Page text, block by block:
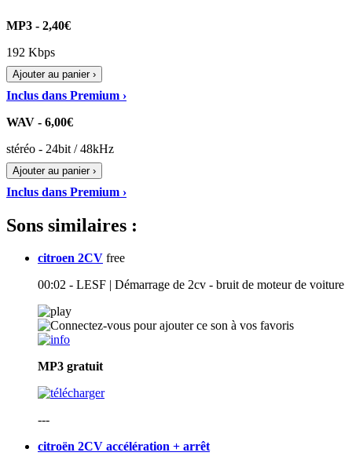
MP3 - 2,40€
192 Kbps
Ajouter au panier ›
Inclus dans Premium ›
WAV - 6,00€
stéréo - 24bit / 48kHz
Ajouter au panier ›
Inclus dans Premium ›
Sons similaires :
citroen 2CV free
00:02 - LESF | Démarrage de 2cv - bruit de moteur de voiture
MP3 gratuit
---
citroën 2CV accélération + arrêt